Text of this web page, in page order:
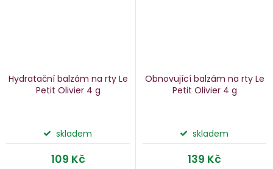
Hydratační balzám na rty Le
Petit Olivier 4 g
skladem
109 Kč
Obnovující balzám na rty Le
Petit Olivier 4 g
skladem
139 Kč